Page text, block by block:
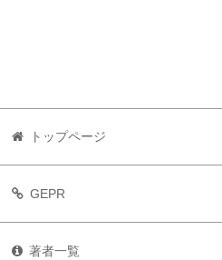
トップページ
GEPR
著者一覧